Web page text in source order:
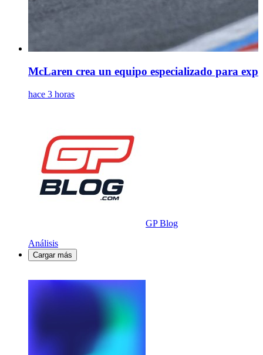
McLaren crea un equipo especializado para
hace 3 horas
GP Blog
Análisis
Cargar más